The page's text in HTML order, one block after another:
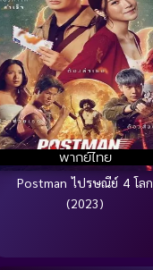
พากย์ไทย
Postman ไปรษณีย์ 4 โลก
(2023)